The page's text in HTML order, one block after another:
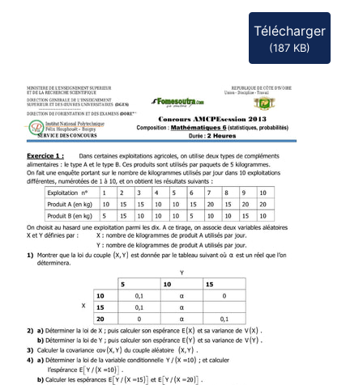
Télécharger
(187 KB)